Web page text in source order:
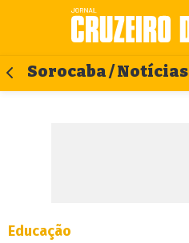
Sorocaba / Notícias
Educação